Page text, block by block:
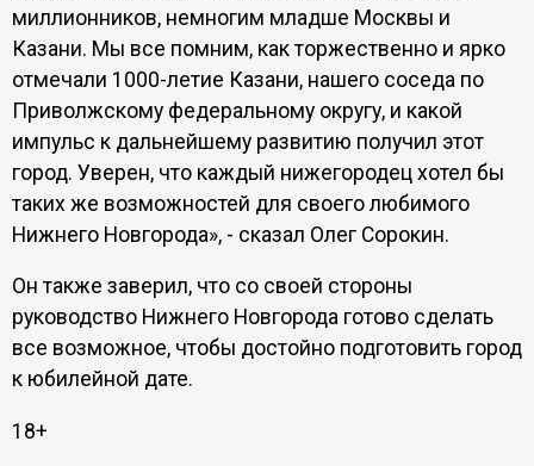
миллионников, немногим младше Москвы и
Казани. Мы все помним, как торжественно и ярко
отмечали 1000-летие Казани, нашего соседа по
Приволжскому федеральному округу, и какой
импульс к дальнейшему развитию получил этот
город. Уверен, что каждый нижегородец хотел бы
таких же возможностей для своего любимого
Нижнего Новгорода», - сказал Олег Сорокин.
Он также заверил, что со своей стороны
руководство Нижнего Новгорода готово сделать
все возможное, чтобы достойно подготовить город
к юбилейной дате.
18+